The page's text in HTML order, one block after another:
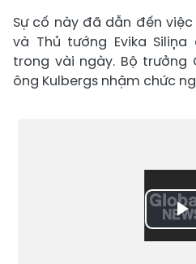
Sự cố này đã dẫn đến
và Thủ tướng Evika
trong vài ngày. Bộ trưởng
ông Kulbergs nhậm chức